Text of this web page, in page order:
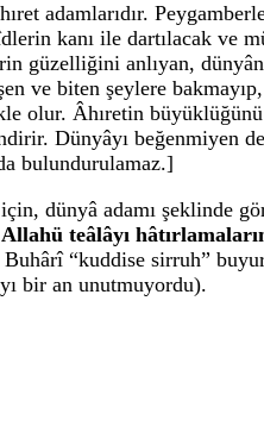
adamlarıdır.
kanı ile dartılacak ve
güzelliğini anlıyan,
ve biten şeylere
olur. Âhıretin
Dünyâyı beğenmiyen
bulundurulamaz.]
dünyâ adamı şeklinde
teâlâyı
“kuddise sirruh”
bir an unutmuyordu).